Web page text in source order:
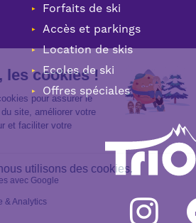
Forfaits de ski
Accès et parkings
Location de skis
Ecoles de ski
Offres spéciales